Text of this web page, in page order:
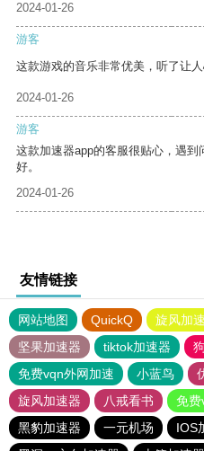
2024-01-26
游客
这款游戏的音乐非常优美，听了让人
2024-01-26
游客
这款加速器app的客服很贴心，遇
好。
2024-01-26
友情链接
网站地图 QuickQ 旋风加
坚果加速器
tiktok加速器
免费vqn外网加速
小蓝鸟
旋风加速器
八戒看书
免费
黑豹加速器
一元机场 IOS